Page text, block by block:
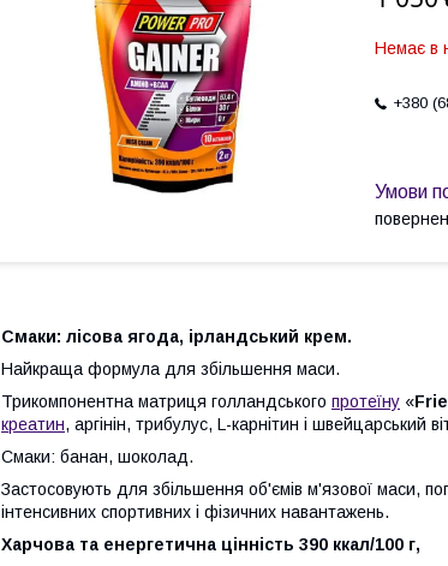
Немає в
+380
Смаки: лісова ягода, ірландський крем.
Найкраща формула для збільшення маси.
Трикомпонентна матриця голландського протеїну «
креатин, аргінін, трибулус, L-карнітин і швейцарський
Смаки: банан, шоколад.
Застосовують для збільшення об'ємів м'язової маси,
інтенсивних спортивних і фізичних навантажень.
Харчова та енергетична цінність 390 ккал/100 г,